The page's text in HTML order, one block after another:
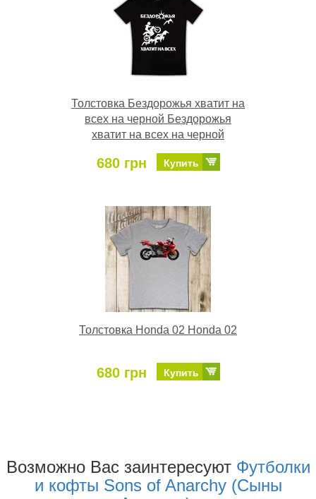
Толстовка Бездорожья хватит на
всех на черной Бездорожья
хватит на всех на черной
680 грн Купить
Толстовка Honda 02 Honda 02
680 грн Купить
Возможно Ваc заинтересуют Футболки
и кофты Sons of Anarchy (Сыны